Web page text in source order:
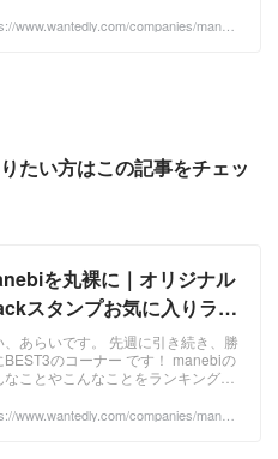
様主催『DX × 健康経営EXPO』
www.wantedly.com/companies/maneb
たい方はこの記事をチェッ
を丸裸に｜オリジナル
スタンプお気に入りラン
グ！【勝手にBEST３企
| 株式会社manebi
、あらいです。 先週に引き続き、勝
BEST3のコーナー です！ manebiの
なことやこんなことをランキング形
にしました。） 今週は、 manebiオ
www.wantedly.com/companies/maneb